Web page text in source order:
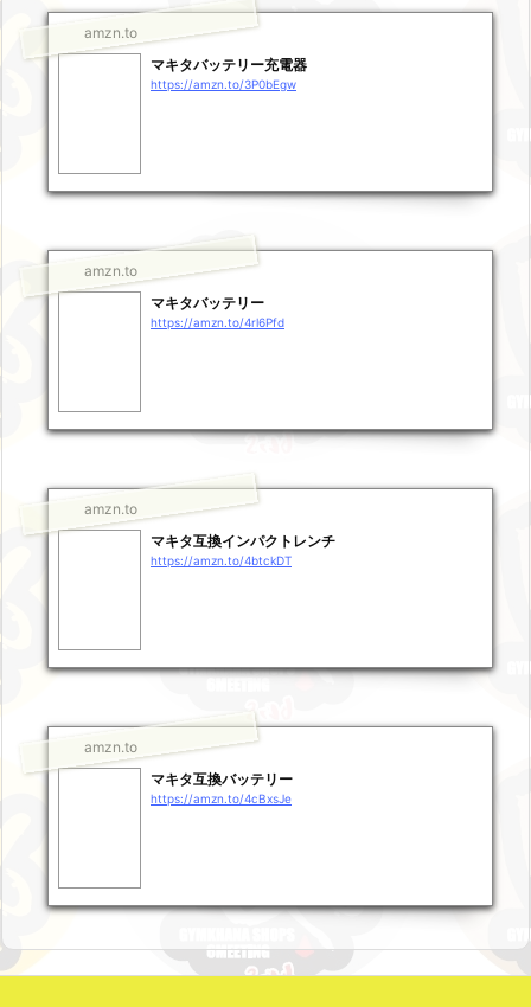
amzn.to
マキタバッテリー充電器
https://amzn.to/3P0bEgw
amzn.to
マキタバッテリー
https://amzn.to/4rl6Pfd
amzn.to
マキタ互換インパクトレンチ
https://amzn.to/4btckDT
amzn.to
マキタ互換バッテリー
https://amzn.to/4cBxsJe